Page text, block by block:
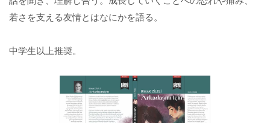
若さを支える友情とはなにかを語る。
中学生以上推奨。